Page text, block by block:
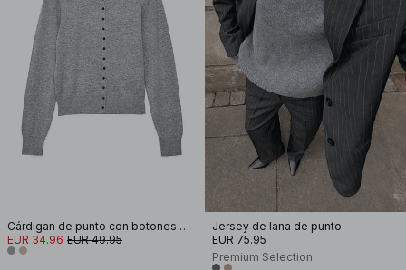
Cárdigan de punto con botones ondulados
EUR 34.96 EUR 49.95
Jersey de lana de punto
EUR 75.95
Premium Selection